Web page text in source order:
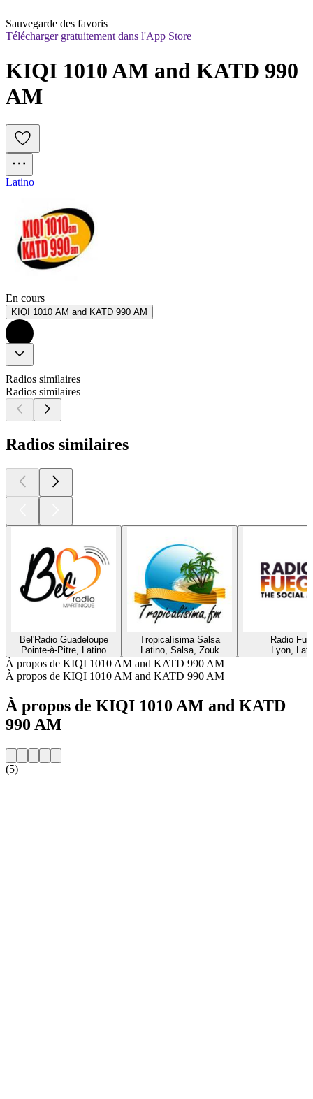
Sauvegarde des favoris
Télécharger gratuitement dans l'App Store
KIQI 1010 AM and KATD 990
AM
Latino
En cours
KIQI 1010 AM and KATD 990 AM
Radios similaires
Radios similaires
Radios similaires
Bel'Radio Guadeloupe
Pointe-à-Pitre, Latino
Tropicalísima Salsa
Latino, Salsa, Zouk
Radio
Lyon,
À propos de KIQI 1010 AM and KATD 990 AM
À propos de KIQI 1010 AM and KATD 990 AM
À propos de KIQI 1010 AM and KATD
990 AM
(5)